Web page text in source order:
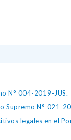
N° 004-2019-JUS.
Supremo N° 021-
legales en el